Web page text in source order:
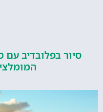
בפלובדיב עם מדריך
המומלצים